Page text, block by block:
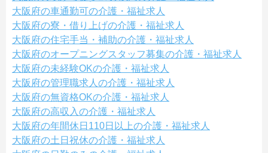
大阪府の車通勤可の介護・福祉求人
大阪府の寮・借り上げの介護・福祉求人
大阪府の住宅手当・補助の介護・福祉求人
大阪府のオープニングスタッフ募集の介護・福祉求人
大阪府の未経験OKの介護・福祉求人
大阪府の管理職求人の介護・福祉求人
大阪府の無資格OKの介護・福祉求人
大阪府の高収入の介護・福祉求人
大阪府の年間休日110日以上の介護・福祉求人
大阪府の土日祝休の介護・福祉求人